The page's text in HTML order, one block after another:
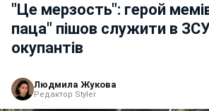
"Це мерзость": герой
паца" пішов служити в
окупантів
Людмила Жукова
Редактор Styler